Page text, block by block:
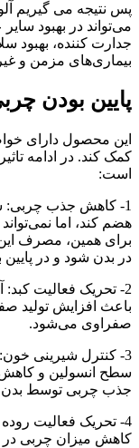
پس نتیجه می گیریم
می‌تواند در بهبود
جدارت کننده، بهبود
بیماری‌های مزمن و
پایین بودن
این محصول دارای
کمک کند. در ادامه
است:
1- کاهش جذب چربی:
هضم کند، اما
برای همین، مصرف
در بدن شود و در
2- تحریک فعالیت کبد:
باعث افزایش تولید
صفراوی می‌شود.
3- کنترل شیرینی
سطح انسولین و
جذب چربی توسط
4- تحریک فعالیت
کاهش میزان چربی